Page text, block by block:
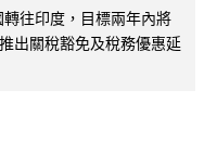
往印度，目標兩年內將
出關稅豁免及稅務優惠延